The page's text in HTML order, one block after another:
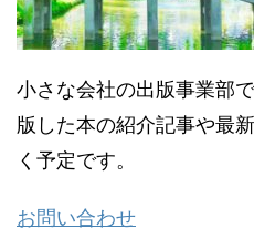
小さな会社の出版事業部
版した本の紹介記事や最
く予定です。
お問い合わせ